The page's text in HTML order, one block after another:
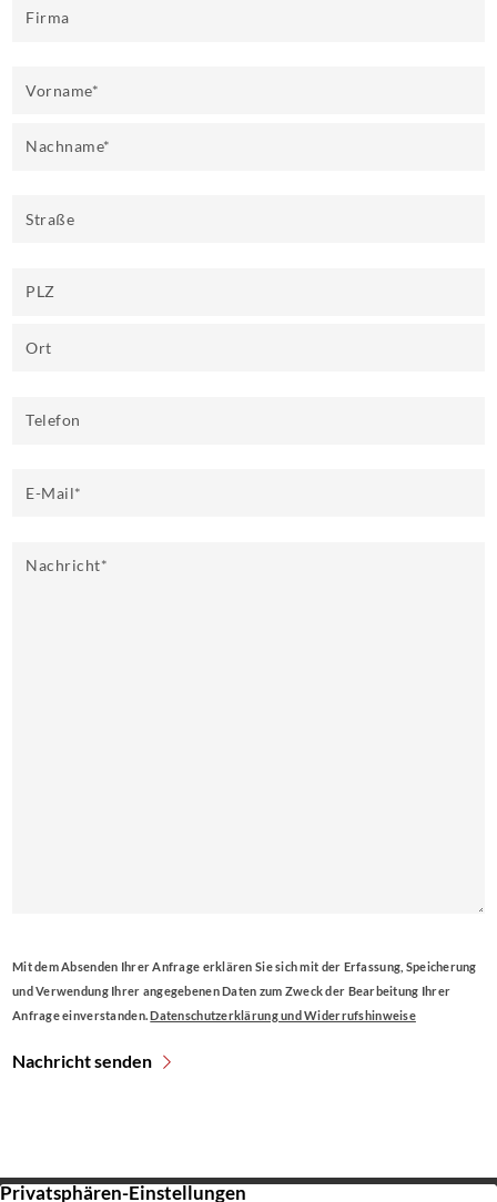
Firma
Vorname*
Nachname*
Straße
PLZ
Ort
Telefon
E-Mail*
Nachricht*
Mit dem Absenden Ihrer Anfrage erklären Sie sich mit der Erfassung, Speicherung
und Verwendung Ihrer angegebenen Daten zum Zweck der Bearbeitung Ihrer
Anfrage einverstanden.Datenschutzerklärung und Widerrufshinweise
Nachricht senden